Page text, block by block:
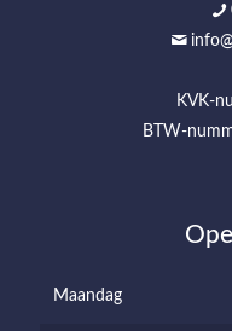
KVK-
BTW-
Maandag